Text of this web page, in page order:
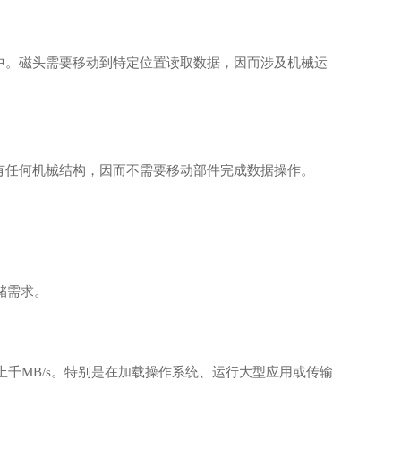
磁头需要移动到特定位置读取数据，因而涉及机械运
何机械结构，因而不需要移动部件完成数据操作。
求。
MB/s。特别是在加载操作系统、运行大型应用或传输